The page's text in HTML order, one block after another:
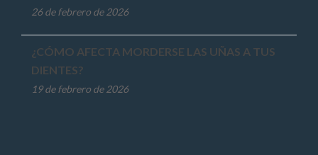
26 de febrero de 2026
¿CÓMO AFECTA MORDERSE LAS UÑAS A TUS
DIENTES?
19 de febrero de 2026